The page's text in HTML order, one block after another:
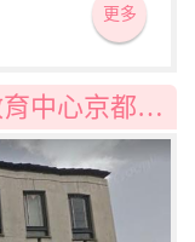
者開設美術基礎
更多
公益財團法人京都日本語教育中心京都日本語學校